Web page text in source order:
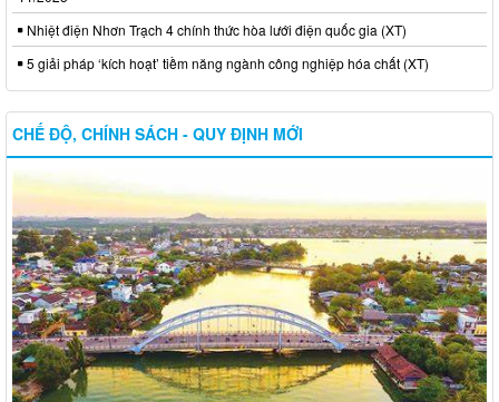
Nhiệt điện Nhơn Trạch 4 chính thức hòa lưới điện quốc gia (XT)
5 giải pháp ‘kích hoạt’ tiềm năng ngành công nghiệp hóa chất (XT)
CHẾ ĐỘ, CHÍNH SÁCH - QUY ĐỊNH MỚI